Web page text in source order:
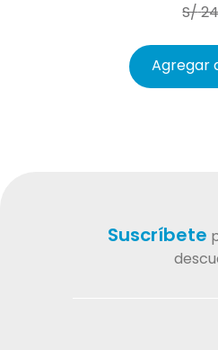
S/
Agregar
Suscríbete